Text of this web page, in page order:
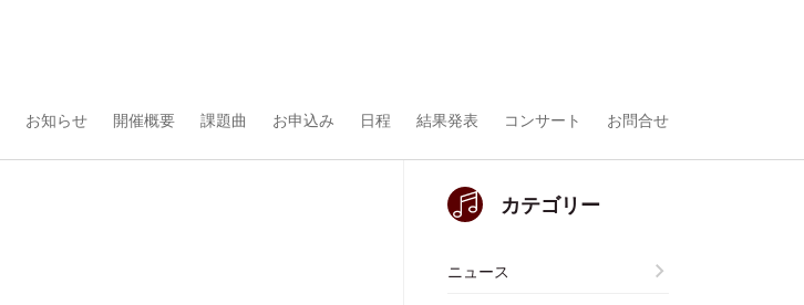
お知らせ 開催概要 課題曲 お申込み 日程 結果発表 コンサート お問合せ
カテゴリー
ニュース